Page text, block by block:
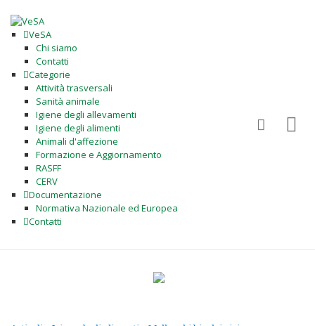
VeSA
Chi siamo
Contatti
Categorie
Attività trasversali
Sanità animale
Igiene degli allevamenti
Igiene degli alimenti
Animali d'affezione
Formazione e Aggiornamento
RASFF
CERV
Documentazione
Normativa Nazionale ed Europea
Contatti